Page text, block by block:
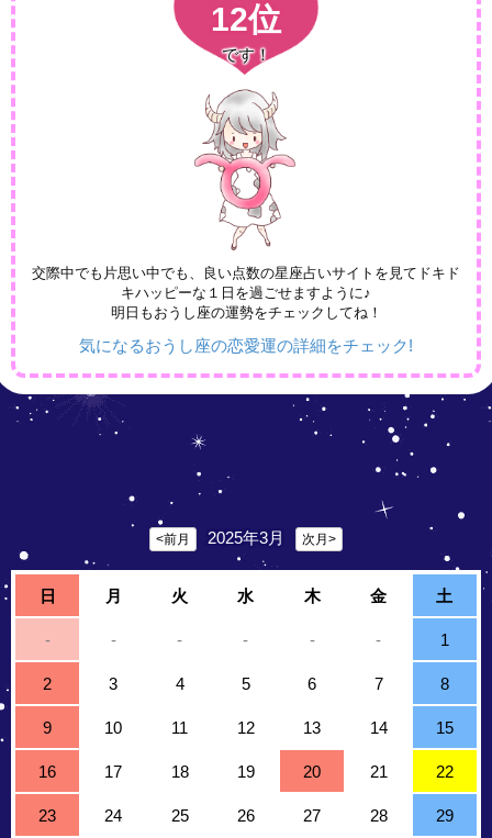
12位
です！
交際中でも片思い中でも、良い点数の星座占いサイトを見てドキド
キハッピーな１日を過ごせますように♪
明日もおうし座の運勢をチェックしてね！
気になるおうし座の恋愛運の詳細をチェック!
<前月 2025年3月 次月>
日 月 火 水 木 金 土
- - - - - - 1
2 3 4 5 6 7 8
9 10 11 12 13 14 15
16 17 18 19 20 21 22
23 24 25 26 27 28 29